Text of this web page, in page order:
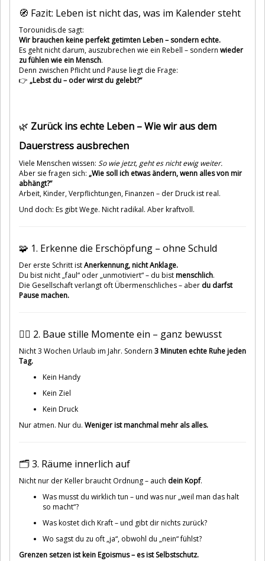
🧭 Fazit: Leben ist nicht das, was im Kalender steht
Torounidis.de sagt:
Wir brauchen keine perfekt getimten Leben – sondern echte.
Es geht nicht darum, auszubrechen wie ein Rebell – sondern wieder
zu fühlen wie ein Mensch.
Denn zwischen Pflicht und Pause liegt die Frage:
👉 „Lebst du – oder wirst du gelebt?“
🌿 Zurück ins echte Leben – Wie wir aus dem
Dauerstress ausbrechen
Viele Menschen wissen: So wie jetzt, geht es nicht ewig weiter.
Aber sie fragen sich: „Wie soll ich etwas ändern, wenn alles von mir
abhängt?“
Arbeit, Kinder, Verpflichtungen, Finanzen – der Druck ist real.
Und doch: Es gibt Wege. Nicht radikal. Aber kraftvoll.
🧩 1. Erkenne die Erschöpfung – ohne Schuld
Der erste Schritt istAnerkennung, nicht Anklage.
Du bist nicht „faul“ oder „unmotiviert“ – du bistmenschlich.
Die Gesellschaft verlangt oft Übermenschliches – aber du darfst
Pause machen.
🧘‍♂️ 2. Baue stille Momente ein – ganz bewusst
Nicht 3 Wochen Urlaub im Jahr. Sondern 3 Minuten echte Ruhe jeden
Tag.
Kein Handy
Kein Ziel
Kein Druck
Nur atmen. Nur du. Weniger ist manchmal mehr als alles.
🗂️ 3. Räume innerlich auf
Nicht nur der Keller braucht Ordnung – auch dein Kopf.
Was musst du wirklich tun – und was nur „weil man das halt
so macht“?
Was kostet dich Kraft – und gibt dir nichts zurück?
Wo sagst du zu oft „ja“, obwohl du „nein“ fühlst?
Grenzen setzen ist kein Egoismus – es ist Selbstschutz.